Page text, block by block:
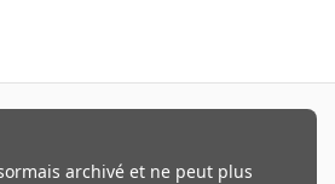
archivé et ne peut plus